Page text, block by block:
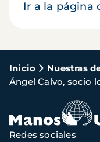
Ir a la página
Ruta
de
navegación
Inicio Nuestras
Ángel Calvo, socio
Redes sociales